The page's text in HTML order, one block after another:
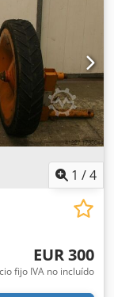
1 /4
EUR 300
fijo IVA no incluído